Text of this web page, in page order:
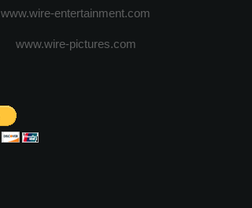
www.wire-entertainment.com
www.wire-pictures.com